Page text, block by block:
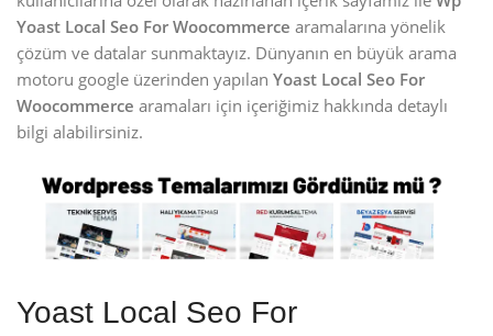
Yoast Local Seo For Woocommerce aramalarına yönelik
çözüm ve datalar sunmaktayız. Dünyanın en büyük arama
motoru google üzerinden yapılan Yoast Local Seo For
Woocommerce aramaları için içeriğimiz hakkında detaylı
bilgi alabilirsiniz.
Yoast Local Seo For